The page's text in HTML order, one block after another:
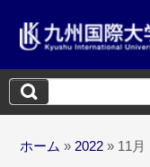
検
索:
ホーム » 2022 » 11月